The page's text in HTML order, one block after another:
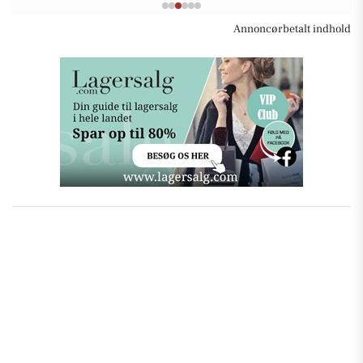
Annoncørbetalt indhold